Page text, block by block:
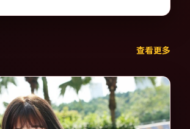
查看更多